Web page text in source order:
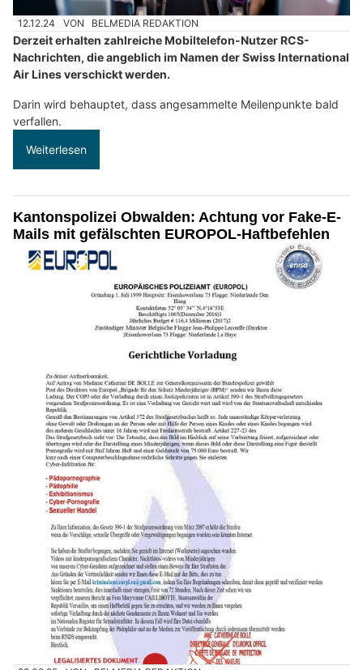
12.12.24 VON BELMEDIA REDAKTION
Derzeit erhalten zahlreiche Mobiltelefon-Nutzer RCS-
Nachrichten, die angeblich im Namen der Swiss International
Air Lines verschickt werden.
Darin wird behauptet, dass angesammelte Meilenpunkte bald
verfallen.
Weiterlesen
Kantonspolizei Obwalden: Achtung vor Fake-E-
Mails mit gefälschten EUROPOL-Haftbefehlen